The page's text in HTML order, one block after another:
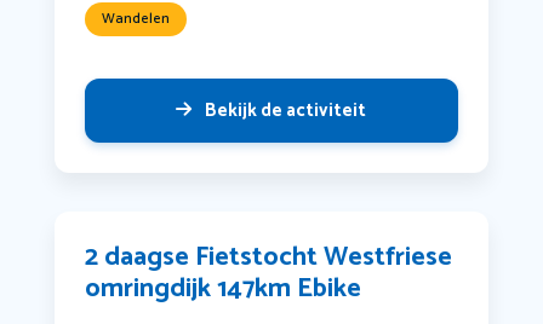
Wandelen
Bekijk de activiteit
2 daagse Fietstocht Westfriese
omringdijk 147km Ebike